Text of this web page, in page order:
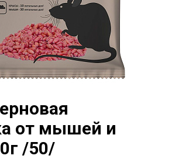
от мышей и
/50/